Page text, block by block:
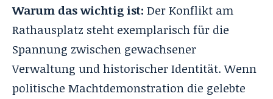
Warum das wichtig ist: Der Konflikt am
Rathausplatz steht exemplarisch für die
Spannung zwischen gewachsener
Verwaltung und historischer Identität. Wenn
politische Machtdemonstration die gelebte